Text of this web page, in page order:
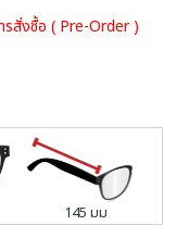
สั่งชื้อ ( Pre-Order )
145 มม